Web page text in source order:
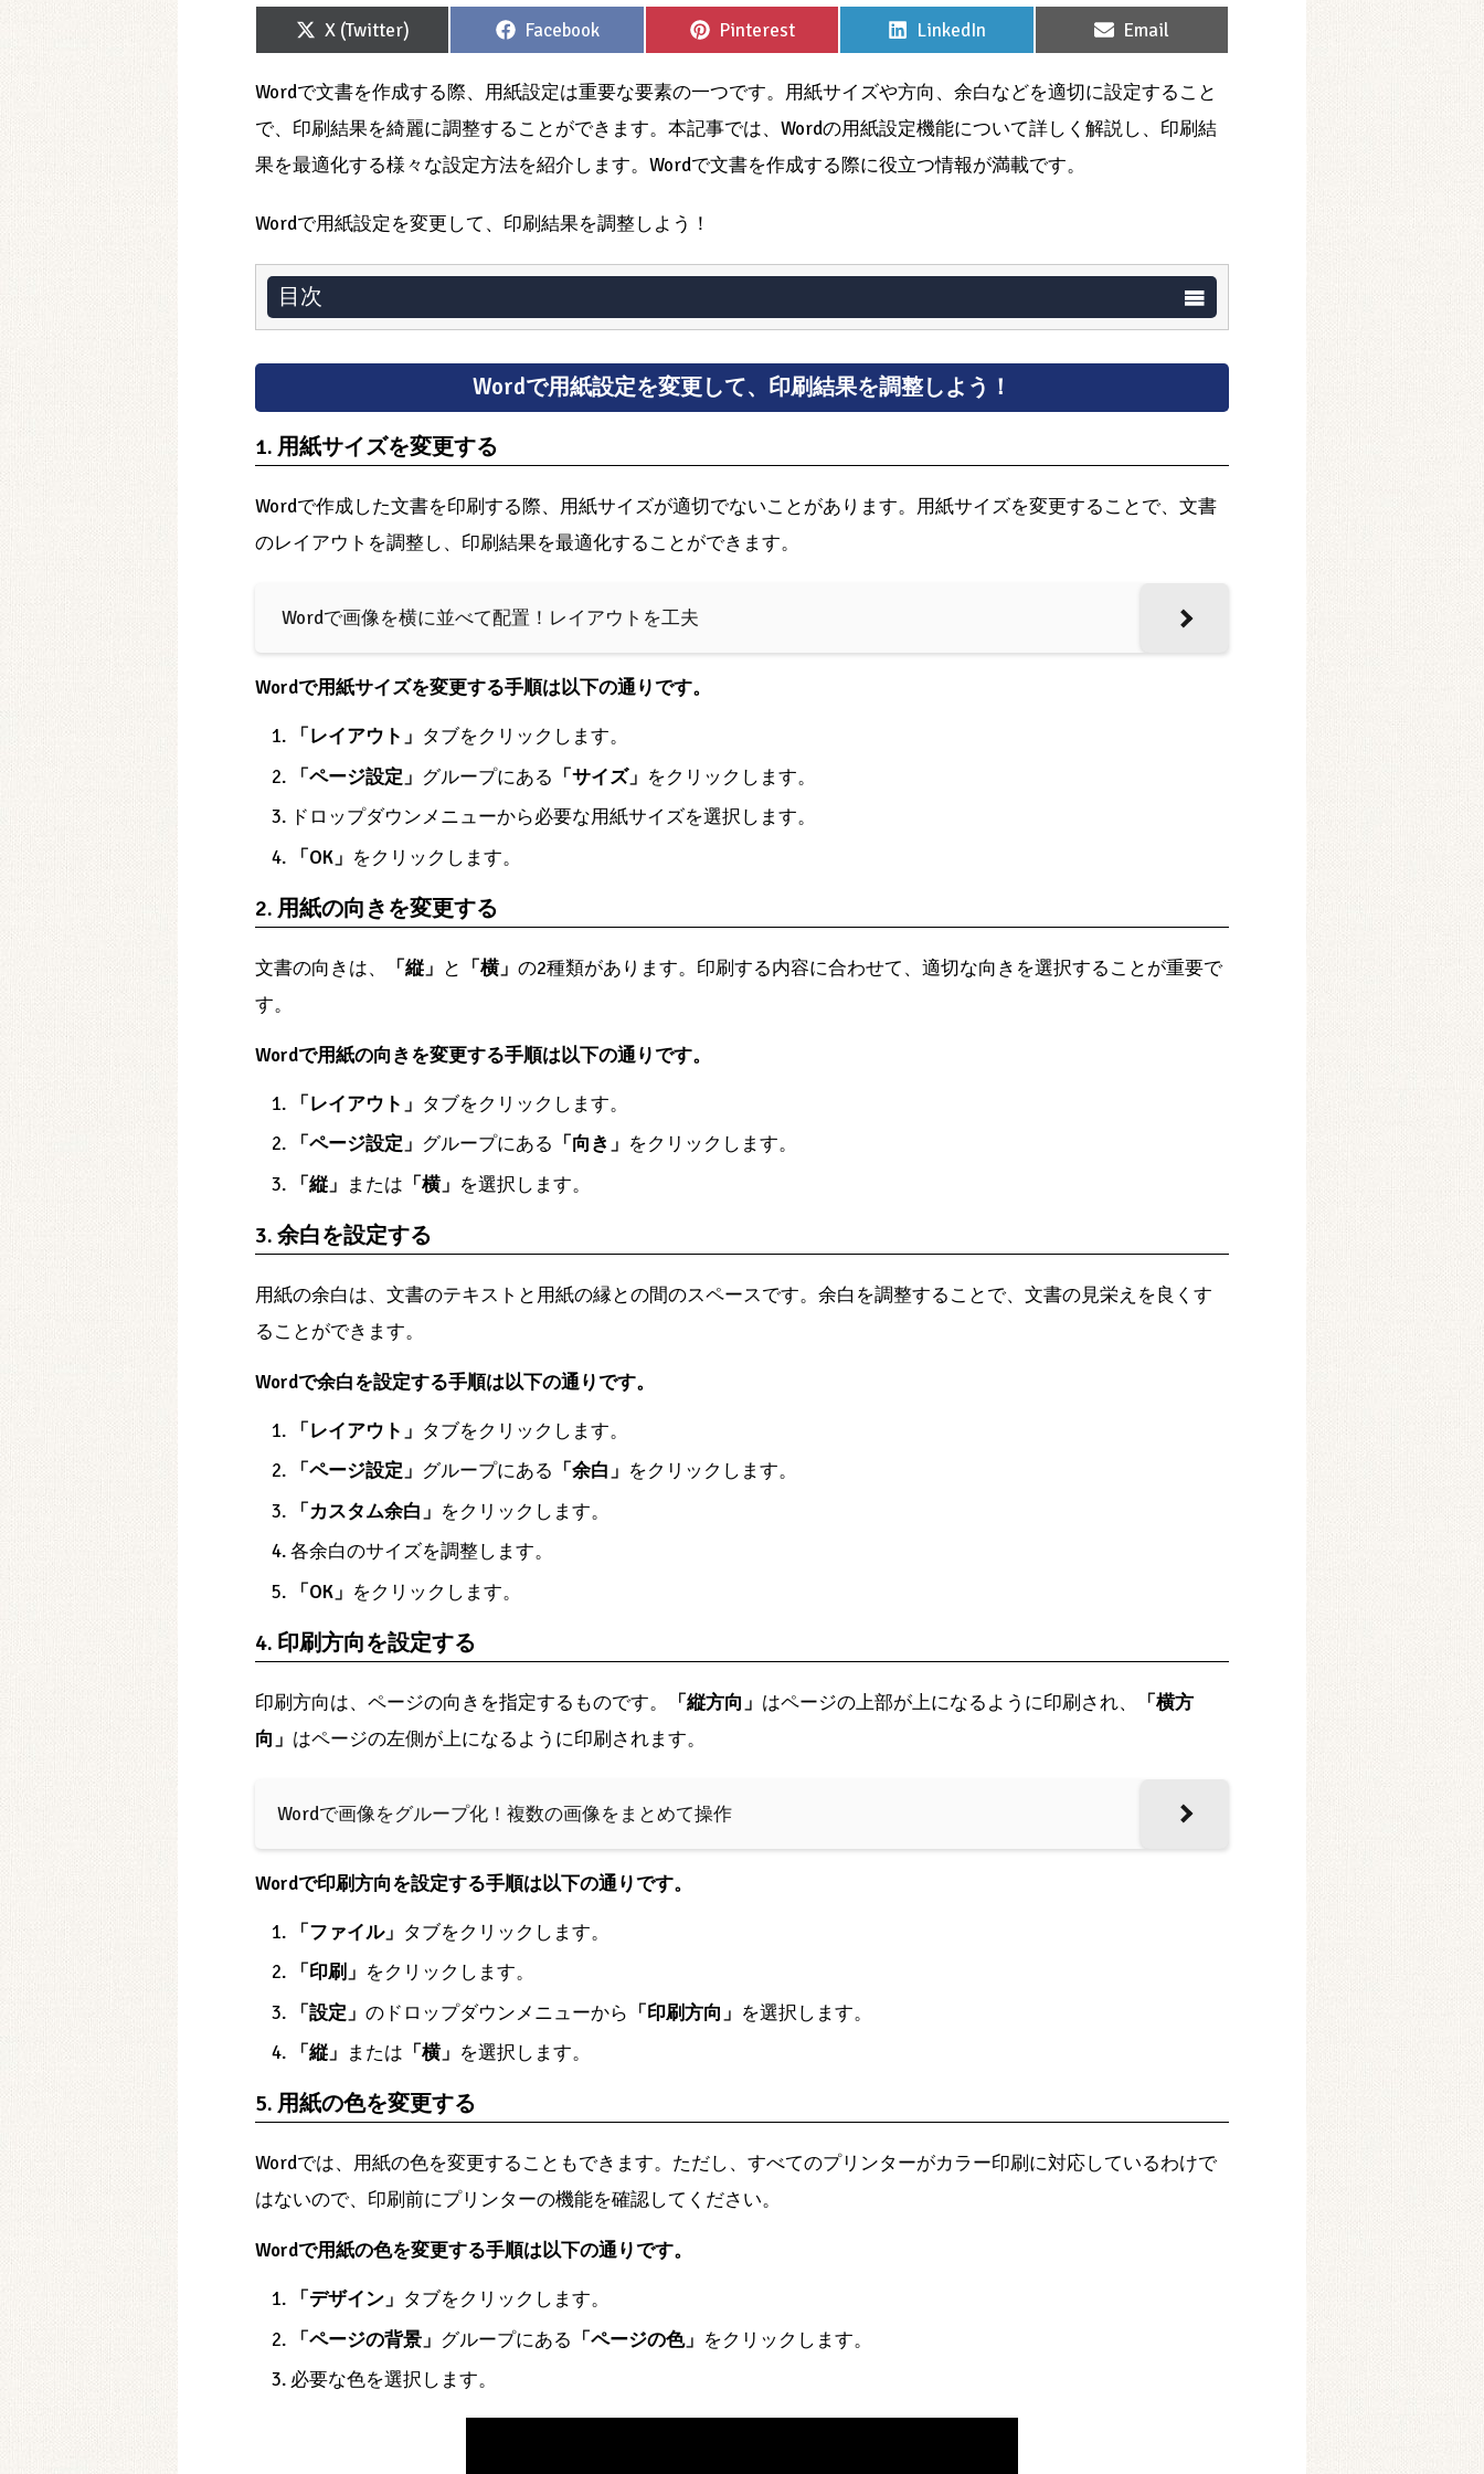
Share
on
X (Twitter)
Share
on
Facebook
Share
on
Pinterest
Share
on
LinkedIn
Share
on
Email
Wordで文書を作成する際、用紙設定は重要な要素の一つです。用紙サイズや方向、余白などを適切に設定すること
で、印刷結果を綺麗に調整することができます。本記事では、Wordの用紙設定機能について詳しく解説し、印刷結
果を最適化する様々な設定方法を紹介します。Wordで文書を作成する際に役立つ情報が満載です。
Wordで用紙設定を変更して、印刷結果を調整しよう！
目次
Wordで用紙設定を変更して、印刷結果を調整しよう！
1. 用紙サイズを変更する
Wordで作成した文書を印刷する際、用紙サイズが適切でないことがあります。用紙サイズを変更することで、文書
のレイアウトを調整し、印刷結果を最適化することができます。
️ Wordで画像を横に並べて配置！レイアウトを工夫
Wordで用紙サイズを変更する手順は以下の通りです。
「レイアウト」 タブをクリックします。
「ページ設定」 グループにある 「サイズ」 をクリックします。
ドロップダウンメニューから必要な用紙サイズを選択します。
「OK」 をクリックします。
2. 用紙の向きを変更する
文書の向きは、 「縦」 と 「横」 の2種類があります。印刷する内容に合わせて、適切な向きを選択することが重要で
す。
Wordで用紙の向きを変更する手順は以下の通りです。
「レイアウト」 タブをクリックします。
「ページ設定」 グループにある 「向き」 をクリックします。
「縦」 または 「横」 を選択します。
3. 余白を設定する
用紙の余白は、文書のテキストと用紙の縁との間のスペースです。余白を調整することで、文書の見栄えを良くす
ることができます。
Wordで余白を設定する手順は以下の通りです。
「レイアウト」 タブをクリックします。
「ページ設定」 グループにある 「余白」 をクリックします。
「カスタム余白」 をクリックします。
各余白のサイズを調整します。
「OK」 をクリックします。
4. 印刷方向を設定する
印刷方向は、ページの向きを指定するものです。 「縦方向」 はページの上部が上になるように印刷され、
「横方
向」 はページの左側が上になるように印刷されます。
Wordで画像をグループ化！複数の画像をまとめて操作
Wordで印刷方向を設定する手順は以下の通りです。
「ファイル」 タブをクリックします。
「印刷」 をクリックします。
「設定」 のドロップダウンメニューから 「印刷方向」 を選択します。
「縦」 または 「横」 を選択します。
5. 用紙の色を変更する
Wordでは、用紙の色を変更することもできます。ただし、すべてのプリンターがカラー印刷に対応しているわけで
はないので、印刷前にプリンターの機能を確認してください。
Wordで用紙の色を変更する手順は以下の通りです。
「デザイン」 タブをクリックします。
「ページの背景」 グループにある 「ページの色」 をクリックします。
必要な色を選択します。